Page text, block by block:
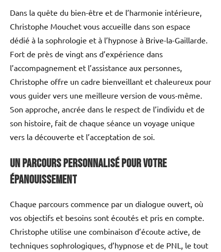
Dans la quête du bien-être et de l’harmonie intérieure,
Christophe Mouchet vous accueille dans son espace
dédié à la sophrologie et à l’hypnose à Brive-la-Gaillarde.
Fort de près de vingt ans d’expérience dans
l’accompagnement et l’assistance aux personnes,
Christophe offre un cadre bienveillant et chaleureux pour
vous guider vers une meilleure version de vous-même.
Son approche, ancrée dans le respect de l’individu et de
son histoire, fait de chaque séance un voyage unique
vers la découverte et l’acceptation de soi.
Un parcours personnalisé pour votre
épanouissement
Chaque parcours commence par un dialogue ouvert, où
vos objectifs et besoins sont écoutés et pris en compte.
Christophe utilise une combinaison d’écoute active, de
techniques sophrologiques, d’hypnose et de PNL, le tout